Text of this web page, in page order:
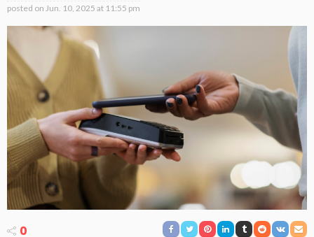
posted on Jun. 10, 2025 at 11:55 pm
0